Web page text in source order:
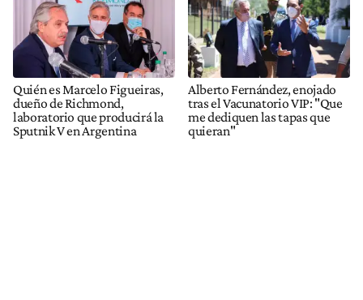
Quién es Marcelo Figueiras,
dueño de Richmond,
laboratorio que producirá la
Sputnik V en Argentina
Alberto Fernández, enojado
tras el Vacunatorio VIP: "Que
me dediquen las tapas que
quieran"